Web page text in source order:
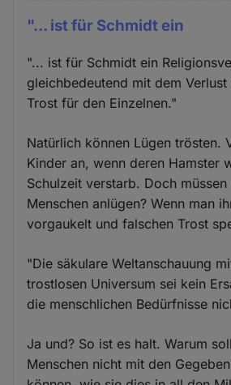
"... ist für Schmidt ein
"... ist für Schmidt ein
gleichbedeutend mit dem Verlust
Trost für den Einzelnen."
Natürlich können Lügen trösten.
Kinder an, wenn deren Hamster
Schulzeit verstarb. Doch
Menschen anlügen? Wenn man
vorgaukelt und falschen Trost
"Die säkulare Weltanschauung
trostlosen Universum sei kein
die menschlichen Bedürfnisse
Ja und? So ist es halt. Warum
Menschen nicht mit den